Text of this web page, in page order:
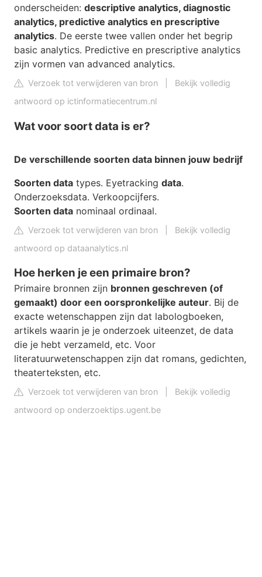
onderscheiden: descriptive analytics, diagnostic
analytics, predictive analytics en prescriptive
analytics. De eerste twee vallen onder het begrip
basic analytics. Predictive en prescriptive analytics
zijn vormen van advanced analytics.
Verzoek tot verwijderen van bron
Bekijk volledig
antwoord op ictinformatiecentrum.nl
Wat voor soort data is er?
De verschillende soorten data binnen jouw bedrijf
Soorten data types. Eyetracking data.
Onderzoeksdata. Verkoopcijfers.
Soorten data nominaal ordinaal.
Verzoek tot verwijderen van bron
Bekijk volledig
antwoord op dataanalytics.nl
Hoe herken je een primaire bron?
Primaire bronnen zijn bronnen geschreven (of
gemaakt) door een oorspronkelijke auteur. Bij de
exacte wetenschappen zijn dat labologboeken,
artikels waarin je je onderzoek uiteenzet, de data
die je hebt verzameld, etc. Voor
literatuurwetenschappen zijn dat romans, gedichten,
theaterteksten, etc.
Verzoek tot verwijderen van bron
Bekijk volledig
antwoord op onderzoektips.ugent.be